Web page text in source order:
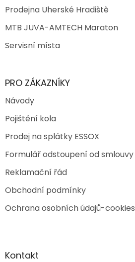
Prodejna Uherské Hradiště
MTB JUVA-AMTECH Maraton
Servisní místa
PRO ZÁKAZNÍKY
Návody
Pojištění kola
Prodej na splátky ESSOX
Formulář odstoupení od smlouvy
Reklamační řád
Obchodní podmínky
Ochrana osobních údajů-cookies
Kontakt